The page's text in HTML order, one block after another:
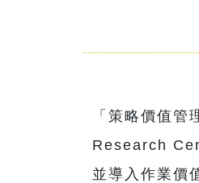
「策略價值
Research
並導入作業價